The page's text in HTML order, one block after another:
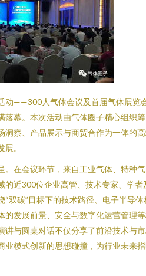
动——300人气体会议及首届气体展览
落幕。本次活动由气体圈子精心组织筹
洞察、产品展示与商贸合作为一体的
。
。在会议环节，来自工业气体、特种气
的近300位企业高管、技术专家、学者
双碳”目标下的技术路径、电子半导体
的发展前景、安全与数字化运营管理
讲与圆桌对话不仅分享了前沿技术与
业模式创新的思想碰撞，为行业未来